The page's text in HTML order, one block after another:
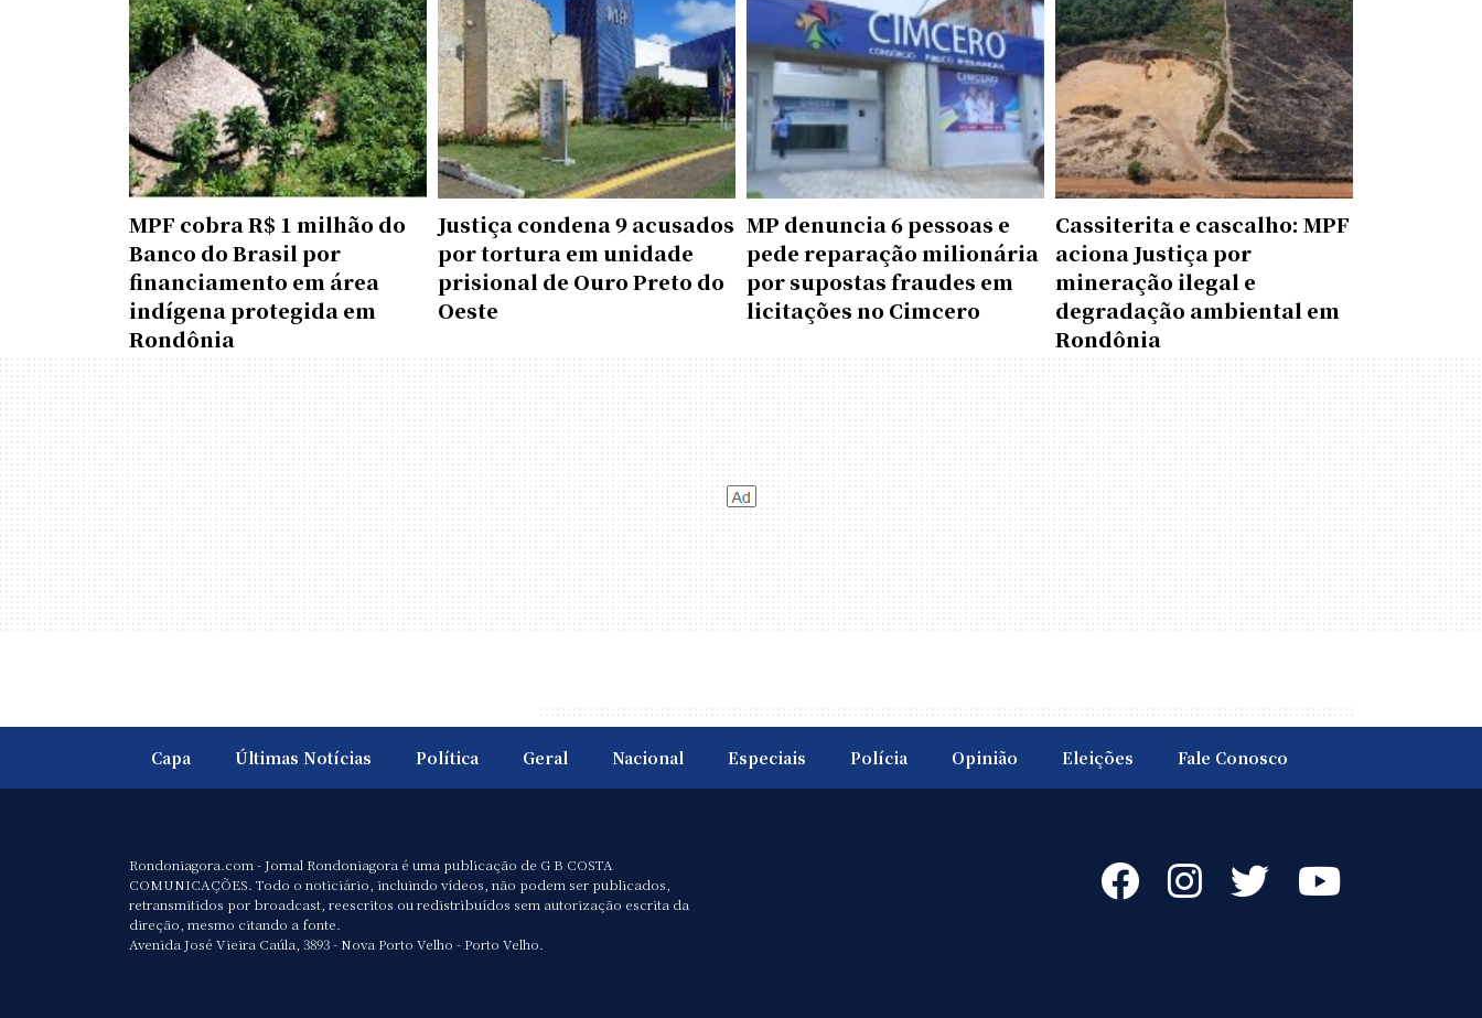
MPF cobra R$ 1 milhão do
Banco do Brasil por
financiamento em área
indígena protegida em
Rondônia
Justiça condena 9 acusados
por tortura em unidade
prisional de Ouro Preto do
Oeste
MP denuncia 6 pessoas e
pede reparação milionária
por supostas fraudes em
licitações no Cimcero
Cassiterita e cascalho: MPF
aciona Justiça por
mineração ilegal e
degradação ambiental em
Rondônia
Capa Últimas Notícias Política Geral Nacional Especiais Polícia Opinião Eleições Fale Conosco
Rondoniagora.com - Jornal Rondoniagora é uma publicação de G B COSTA
COMUNICAÇÕES. Todo o noticiário, incluindo vídeos, não podem ser publicados,
retransmitidos por broadcast, reescritos ou redistribuídos sem autorização escrita da
direção, mesmo citando a fonte.
Avenida José Vieira Caúla, 3893 - Nova Porto Velho - Porto Velho.